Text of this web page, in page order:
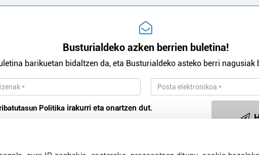
Busturialdeko azken berrien buletina!
barikuetan bidaltzen da, eta Busturialdeko asteko berri nagusiak
Politika irakurri eta onartzen dut.